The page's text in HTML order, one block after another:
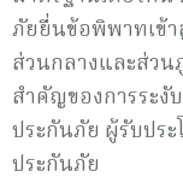
ภัยยื่นข้อพิพาทเข้
ส่วนกลางและส่ว
สำคัญของการระงั
ประกันภัย ผู้รับปร
ประกันภัย